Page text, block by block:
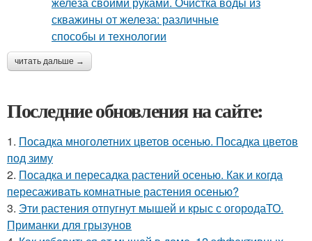
читать дальше →
Последние обновления на сайте:
1. Посадка многолетних цветов осенью. Посадка цветов
под зиму
2. Посадка и пересадка растений осенью. Как и когда
пересаживать комнатные растения осенью?
3. Эти растения отпугнут мышей и крыс с огородаТО.
Приманки для грызунов